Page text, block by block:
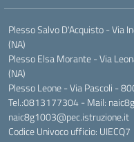
Plesso Salvo D'Acquisto - Via
(NA)
Plesso Elsa Morante - Via
(NA)
Plesso Leone - Via Pascoli -
Tel.:0813177304 - Mail:
naic8g1003@pec.istruzione.it
Codice Univoco ufficio: UIECQ7